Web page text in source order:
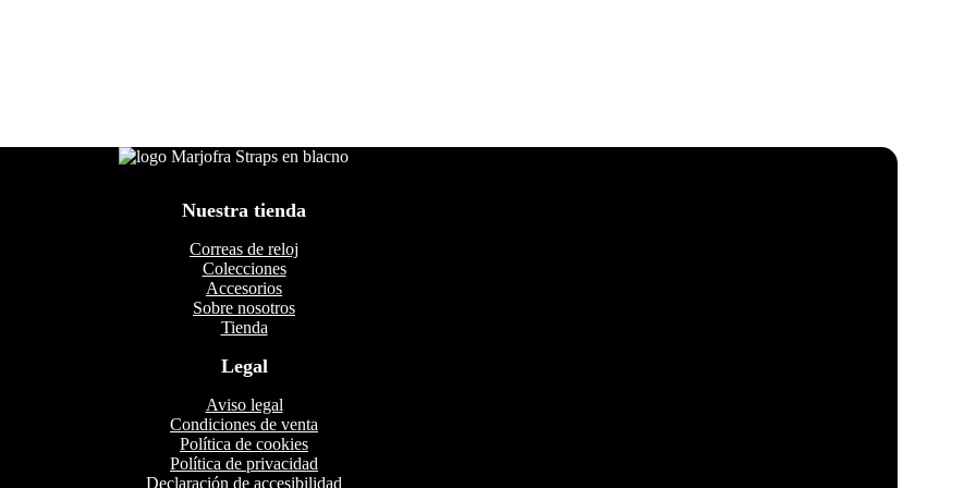
Nuestra tienda
Correas de reloj
Colecciones
Accesorios
Sobre nosotros
Tienda
Legal
Aviso legal
Condiciones de venta
Política de cookies
Política de privacidad
Declaración de accesibilidad